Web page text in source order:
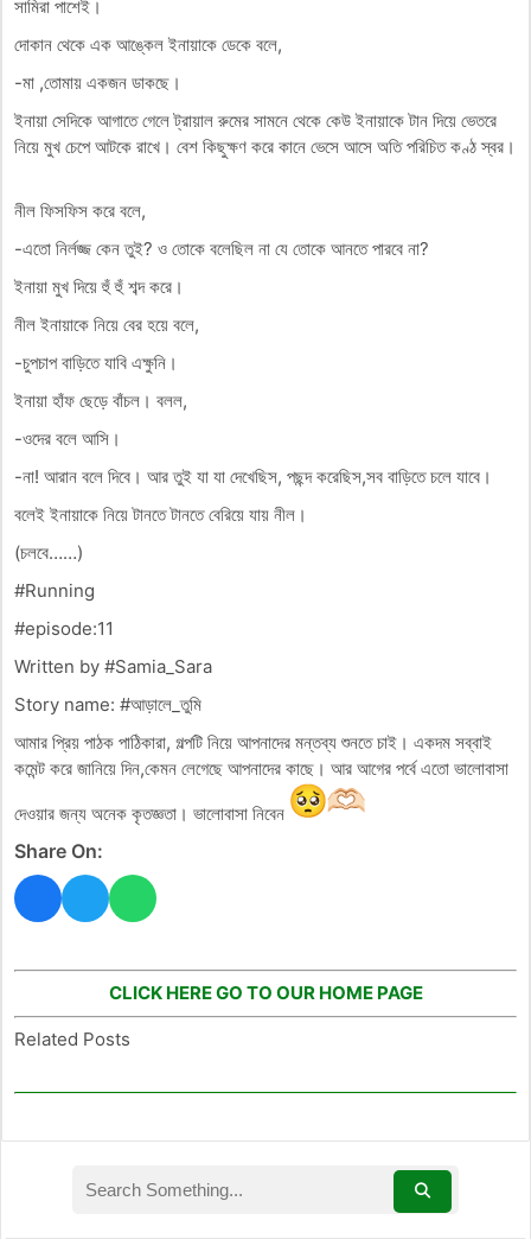
সামিরা পাশেই।
দোকান থেকে এক আঙ্কেল ইনায়াকে ডেকে বলে,
-মা ,তোমায় একজন ডাকছে।
ইনায়া সেদিকে আগাতে গেলে ট্রায়াল রুমের সামনে থেকে কেউ ইনায়াকে টান দিয়ে ভেতরে
নিয়ে মুখ চেপে আটকে রাখে। বেশ কিছুক্ষণ করে কানে ভেসে আসে অতি পরিচিত কণ্ঠ স্বর।
নীল ফিসফিস করে বলে,
-এতো নির্লজ্জ কেন তুই? ও তোকে বলেছিল না যে তোকে আনতে পারবে না?
ইনায়া মুখ দিয়ে হুঁ হুঁ শব্দ করে।
নীল ইনায়াকে নিয়ে বের হয়ে বলে,
-চুপচাপ বাড়িতে যাবি এক্ষুনি।
ইনায়া হাঁফ ছেড়ে বাঁচল। বলল,
-ওদের বলে আসি।
-না! আরান বলে দিবে। আর তুই যা যা দেখেছিস, পছন্দ করেছিস,সব বাড়িতে চলে যাবে।
বলেই ইনায়াকে নিয়ে টানতে টানতে বেরিয়ে যায় নীল।
(চলবে……)
#Running
#episode:11
Written by #Samia_Sara
Story name: #আড়ালে_তুমি
আমার প্রিয় পাঠক পাঠিকারা, গল্পটি নিয়ে আপনাদের মন্তব্য শুনতে চাই। একদম সব্বাই
কমেন্ট করে জানিয়ে দিন,কেমন লেগেছে আপনাদের কাছে। আর আগের পর্বে এতো ভালোবাসা
দেওয়ার জন্য অনেক কৃতজ্ঞতা। ভালোবাসা নিবেন
Share On:
CLICK HERE GO TO OUR HOME PAGE
Related Posts